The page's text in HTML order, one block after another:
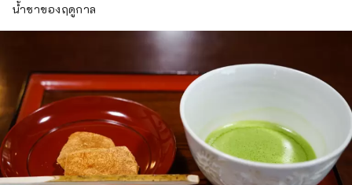
น้ำชาของฤดูกาล